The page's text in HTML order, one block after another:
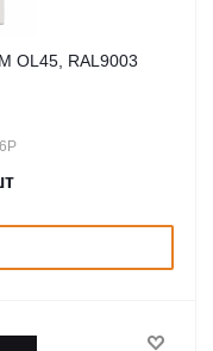
RAL9003